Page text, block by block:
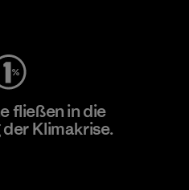
fließen in die
Klimakrise.